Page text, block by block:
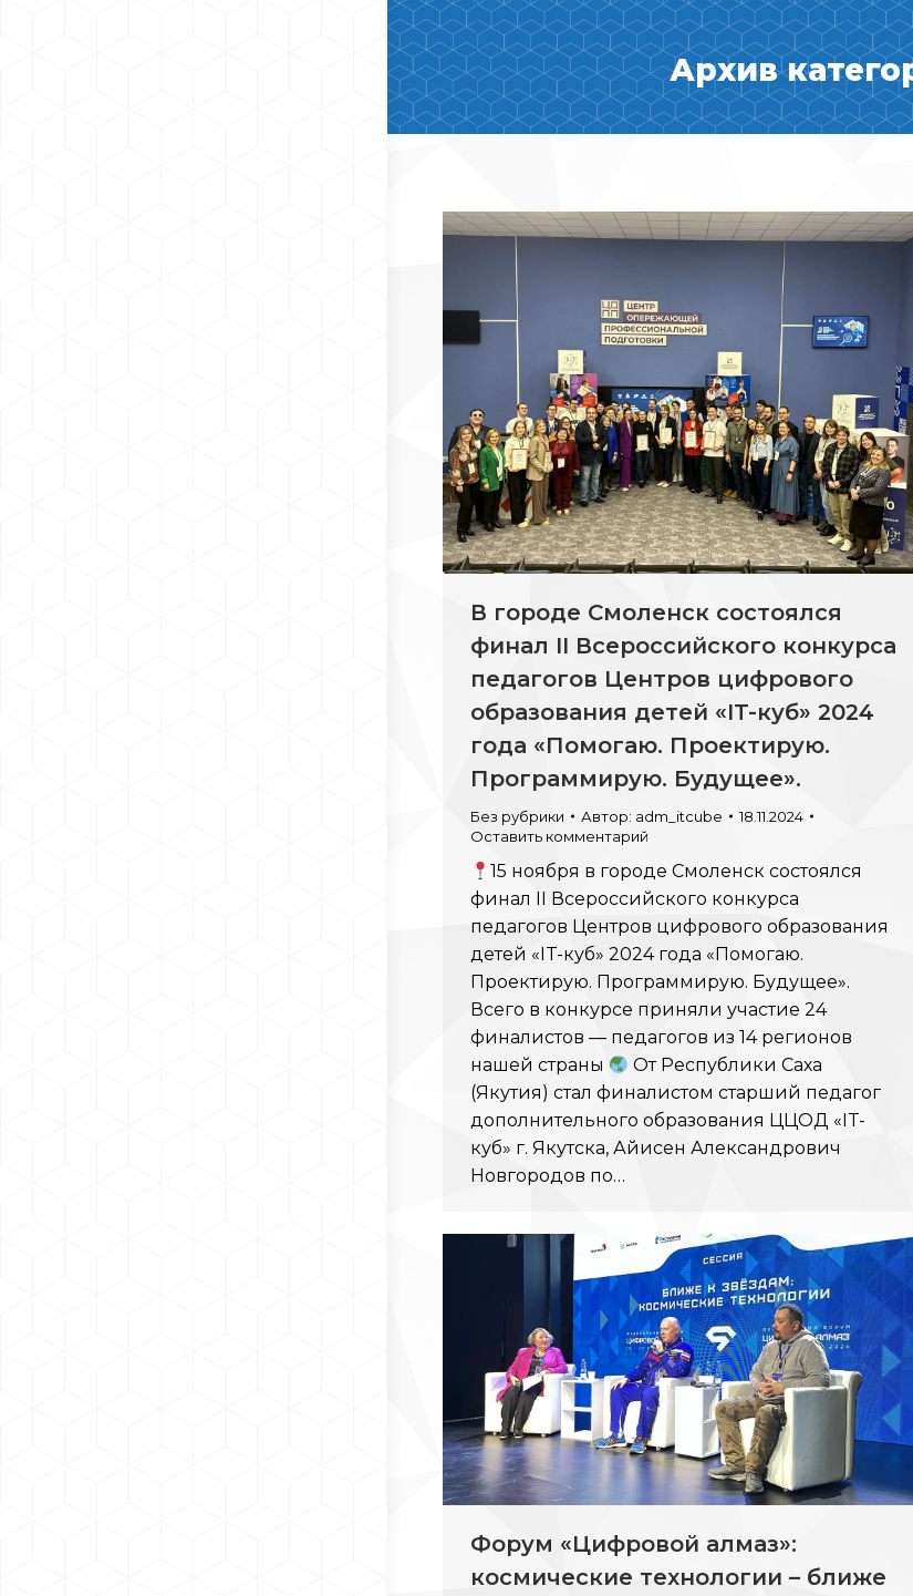
Архив
В городе Смоленск состоялся
финал II Всероссийского конкурса
педагогов Центров цифрового
образования детей «IT-куб» 2024
года «Помогаю. Проектирую.
Программирую. Будущее».
Без рубрики Автор: adm_itcube
18.11.2024
Оставить комментарий
15 ноября в городе Смоленск состоялся
финал II Всероссийского конкурса
педагогов Центров цифрового образования
детей «IT-куб» 2024 года «Помогаю.
Проектирую. Программирую. Будущее».
Всего в конкурсе приняли участие 24
финалистов — педагогов из 14 регионов
нашей страны
От Республики Саха
(Якутия) стал финалистом старший педагог
дополнительного образования ЦЦОД «IT-
куб» г. Якутска, Айисен Александрович
Новгородов по…
Форум «Цифровой алмаз»:
космические технологии – ближе